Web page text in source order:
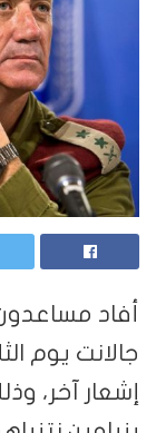
أفاد
جالانت يوم
إشعار آخر،